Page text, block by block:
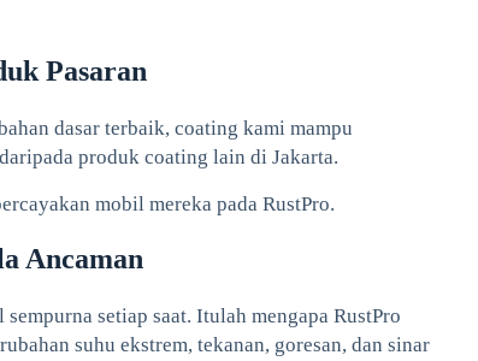
Pasaran
dasar terbaik, coating kami mampu
produk coating lain di Jakarta.
mobil mereka pada RustPro.
Ancaman
setiap saat. Itulah mengapa RustPro
suhu ekstrem, tekanan, goresan, dan sinar